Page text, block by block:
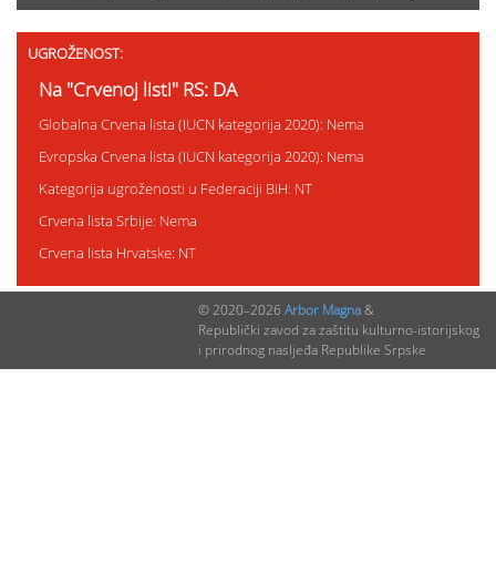
UGROŽENOST:
Na "Crvenoj listi" RS: DA
Globalna Crvena lista (IUCN kategorija 2020): Nema
Evropska Crvena lista (IUCN kategorija 2020): Nema
Kategorija ugroženosti u Federaciji BiH: NT
Crvena lista Srbije: Nema
Crvena lista Hrvatske: NT
Status zaštite u RS: SZ
© 2020–2026 Arbor Magna&
Republički zavod za zaštitu kulturno-istorijskog
i prirodnog nasljeđa Republike Srpske